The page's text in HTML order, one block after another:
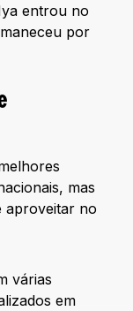
entrou no
por
mas
aproveitar no
várias
em